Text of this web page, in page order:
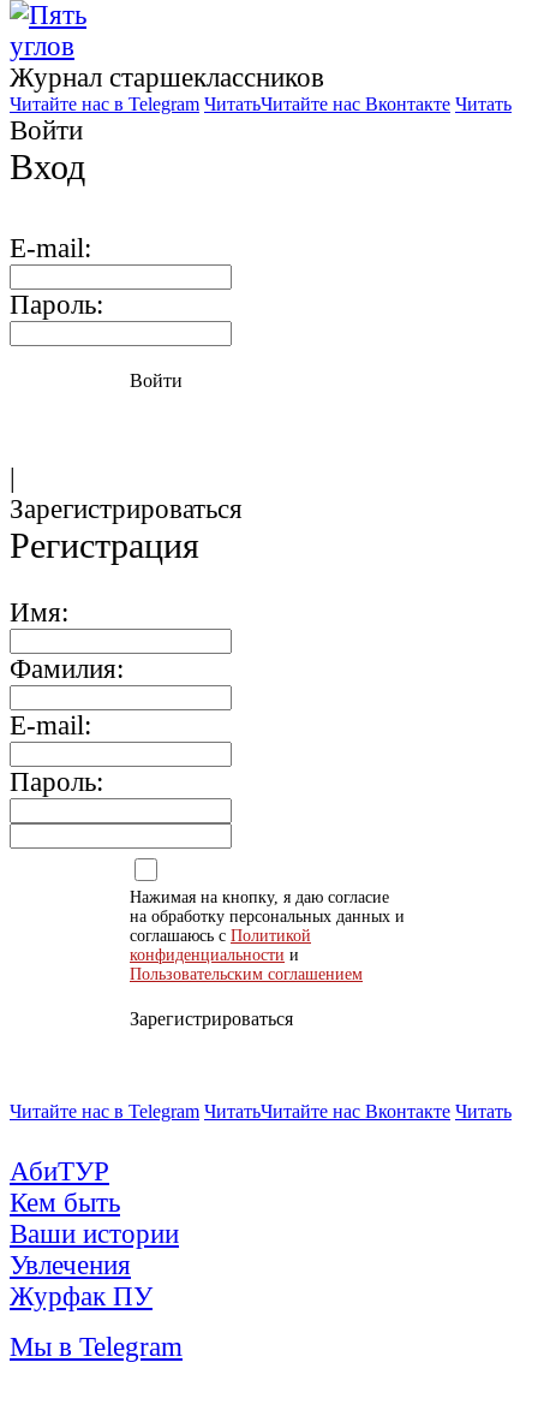
Журнал старшекласcников
Читайте нас в Telegram ЧитатьЧитайте нас Вконтакте Читать
Войти
Вход
E-mail:
Пароль:
Войти
|
Зарегистрироваться
Регистрация
Имя:
Фамилия:
E-mail:
Пароль:
Нажимая на кнопку, я даю согласие
на обработку персональных данных и
соглашаюсь с Политикой
конфиденциальности и
Пользовательским соглашением
Зарегистрироваться
Читайте нас в Telegram ЧитатьЧитайте нас Вконтакте Читать
АбиТУР
Кем быть
Ваши истории
Увлечения
Журфак ПУ
Мы в Telegram